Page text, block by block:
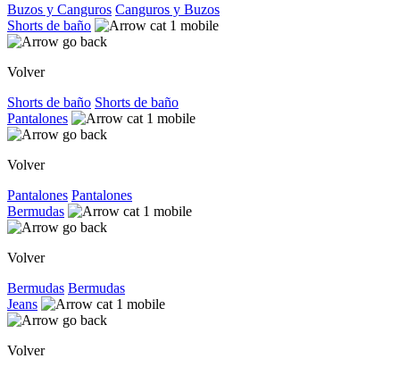
Buzos y Canguros Canguros y Buzos
Shorts de baño
Volver
Shorts de baño Shorts de baño
Pantalones
Volver
Pantalones Pantalones
Bermudas
Volver
Bermudas Bermudas
Jeans
Volver